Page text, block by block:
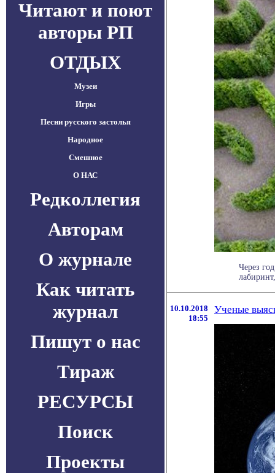
Читают и поют
авторы РП
ОТДЫХ
Музеи
Игры
Песни русского застолья
Народное
Смешное
О НАС
Редколлегия
Авторам
О журнале
Как читать
журнал
Пишут о нас
Тираж
РЕСУРСЫ
Поиск
Проекты
Через
10.10.2018
18:55
Ученые